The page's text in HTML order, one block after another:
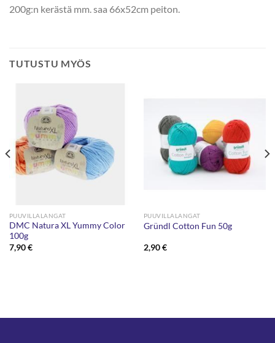
200g:n kerästä mm. saa 66x52cm peiton.
TUTUSTU MYÖS
PUUVILLALANGAT
DMC Natura XL Yummy Color
100g
7,90€
PUUVILLALANGAT
Gründl Cotton Fun 50g
2,90€